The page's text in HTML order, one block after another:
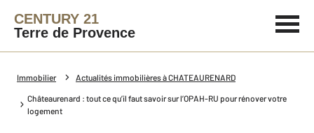
CENTURY 21
Terre de Provence
Immobilier Actualités immobilières à CHATEAURENARD
Châteaurenard : tout ce qu’il faut savoir sur l’OPAH-RU pour rénover votre
logement